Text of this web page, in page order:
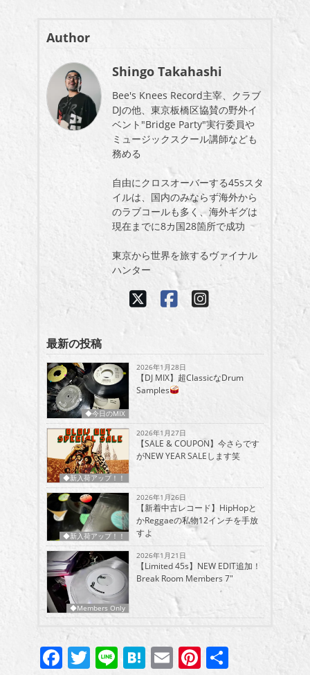
Author
Shingo Takahashi
Bee's Knees Record主宰、クラブ
DJの他、東京板橋区協賛の野外イ
ベント"Bridge Party"実行委員や
ミュージックスクール講師なども
務める
自由にクロスオーバーする45sスタ
イルは、国内のみならず海外から
のラブコールも多く、海外ギグは
現在までに8カ国28箇所で成功
東京から世界を旅するヴァイナル
ハンター
最新の投稿
◆今日のMIX
2026年1月28日
【DJ MIX】超ClassicなDrum
Samples
◆新入荷アップ！！
2026年1月27日
【SALE & COUPON】今さらです
がNEW YEAR SALEします笑
◆新入荷アップ！！
2026年1月26日
【新着中古レコード】HipHopと
かReggaeの私物12インチを手放
すよ
◆Members Only
2026年1月21日
【Limited 45s】NEW EDIT追加！
Break Room Members 7″
Facebook
Twitter
LineHatena
EmailPinterest